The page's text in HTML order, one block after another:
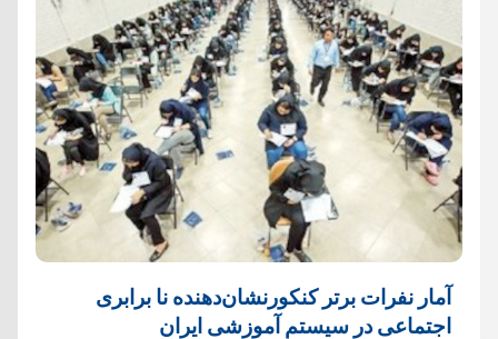
آمار نفرات برتر کنکورنشان‌دهنده نا برابری
اجتماعی در سیستم آموزشی ایران